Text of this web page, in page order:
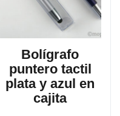
Bolígrafo
puntero tactil
plata y azul en
cajita